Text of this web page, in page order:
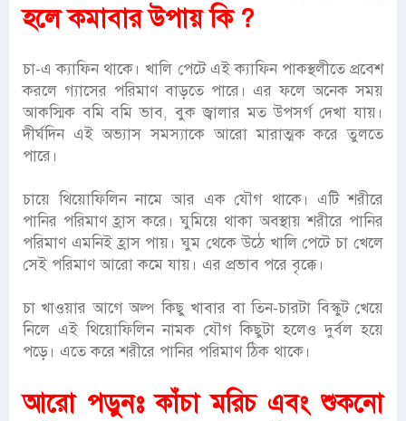
হলে কমাবার উপায় কি ?
চা-এ ক্যাফিন থাকে। খালি পেটে এই ক্যাফিন পাকস্থলীতে প্রবেশ
করলে গ্যাসের পরিমাণ বাড়তে পারে। এর ফলে অনেক সময়
আকস্মিক বমি বমি ভাব, বুক জ্বালার মত উপসর্গ দেখা যায়।
দীর্ঘদিন এই অভ্যাস সমস্যাকে আরো মারাত্মক করে তুলতে
পারে।
চায়ে থিয়োফিলিন নামে আর এক যৌগ থাকে। এটি শরীরে
পানির পরিমাণ হ্রাস করে। ঘুমিয়ে থাকা অবস্থায় শরীরে পানির
পরিমাণ এমনিই হ্রাস পায়। ঘুম থেকে উঠে খালি পেটে চা খেলে
সেই পরিমাণ আরো কমে যায়। এর প্রভাব পরে বৃক্কে।
চা খাওয়ার আগে অল্প কিছু খাবার বা তিন-চারটা বিস্কুট খেয়ে
নিলে এই থিয়োফিলিন‌ নামক যৌগ কিছুটা হলেও দুর্বল হয়ে
পড়ে। এতে করে শরীরে পানির পরিমাণ ঠিক থাকে।
আরো পড়ুনঃকাঁচা মরিচ এবং শুকনো